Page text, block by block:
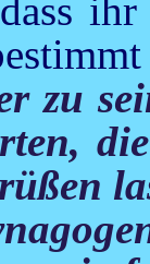
zu